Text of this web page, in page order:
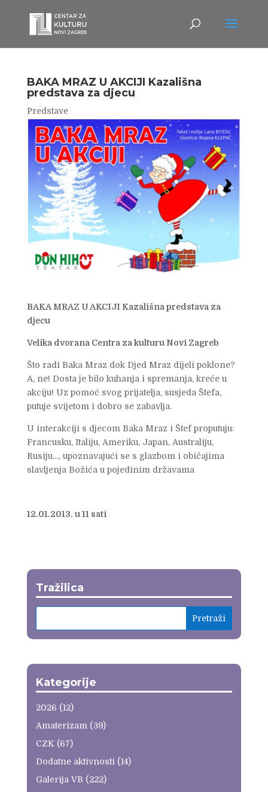
BAKA MRAZ U AKCIJI Kazališna
predstava za djecu
Predstave
BAKA MRAZ U AKCIJI Kazališna predstava za
djecu
Velika dvorana Centra za kulturu Novi Zagreb
Što radi Baka Mraz dok Djed Mraz dijeli poklone?
A, ne! Dosta je bilo kuhanja i spremanja, kreće u
akciju! Uz pomoć svog prijatelja, susjeda Štefa,
putuje svijetom i dobro se zabavlja.
U interakciji s djecom Baka Mraz i Štef proputuju:
Francusku, Italiju, Ameriku, Japan, Australiju,
Rusiju…, upoznavajući se s glazbom i običajima
slavljenja Božića u pojedinim državama
12.01.2013. u 11 sati
Tražilica
Kategorije
2026 (12)
Amaterizam(39)
CZK(67)
Dodatne aktivnosti(14)
Galerija VB (222)